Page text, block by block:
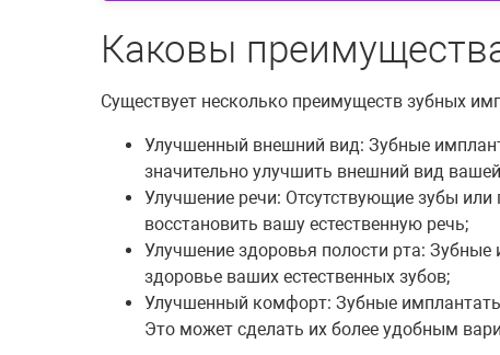
Каковы
Существует несколько преимуществ зубных
Улучшенный внешний вид: Зубные
значительно улучшить внешний вид
Улучшение речи: Отсутствующие зубы
восстановить вашу естественную речь;
Улучшение здоровья полости рта:
здоровье ваших естественных зубов;
Улучшенный комфорт: Зубные
Это может сделать их более удобным